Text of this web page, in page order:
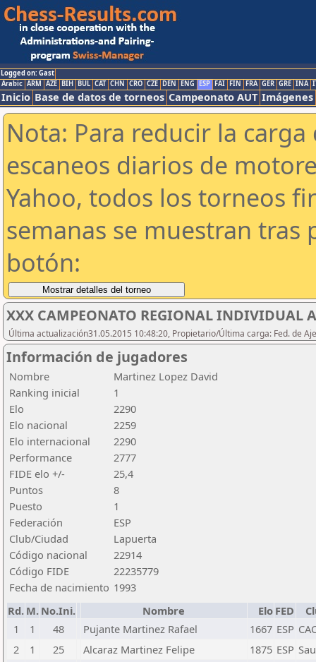
Logged on: Gast
Arabic ARM AZE BIH BUL CAT CHN CRO CZE DEN ENG ESP FAI FIN FRA GER GRE INA
Inicio Base de datos de torneos Campeonato AUT Imágenes
Nota: Para reducir la
escaneos diarios de
Yahoo, todos los torneos
semanas se muestran tras
botón:
XXX CAMPEONATO REGIONAL INDIVIDUAL
Última actualización31.05.2015 10:48:20, Propietario/Última carga: Fed. de
Información de jugadores
Nombre
Martinez Lopez David
Ranking inicial
1
Elo
2290
Elo nacional
2259
Elo internacional
2290
Performance
2777
FIDE elo +/-
25,4
Puntos
8
Puesto
1
Federación
ESP
Club/Ciudad
Lapuerta
Código nacional
22914
Código FIDE
22235779
Fecha de nacimiento 1993
Rd. M. No.Ini. Nombre Elo FED
1
1 48 Pujante Martinez Rafael 1667 ESP
2
1 25 Alcaraz Martinez Felipe 1875 ESP